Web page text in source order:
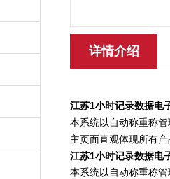
详情介绍
江苏1小时记录数据电
本系统以自动称重称
主页面直观体现所有
江苏1小时记录数据电
本系统以自动称重称